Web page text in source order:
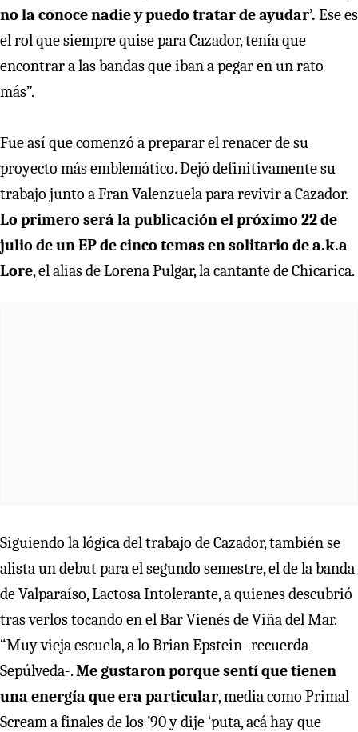
no la conoce nadie y puedo tratar de ayudar’. Ese es
el rol que siempre quise para Cazador, tenía que
encontrar a las bandas que iban a pegar en un rato
más”.
Fue así que comenzó a preparar el renacer de su
proyecto más emblemático. Dejó definitivamente su
trabajo junto a Fran Valenzuela para revivir a Cazador.
Lo primero será la publicación el próximo 22 de
julio de un EP de cinco temas en solitario de a.k.a
Lore, el alias de Lorena Pulgar, la cantante de Chicarica.
Siguiendo la lógica del trabajo de Cazador, también se
alista un debut para el segundo semestre, el de la banda
de Valparaíso, Lactosa Intolerante, a quienes descubrió
tras verlos tocando en el Bar Vienés de Viña del Mar.
“Muy vieja escuela, a lo Brian Epstein -recuerda
Sepúlveda-.Me gustaron porque sentí que tienen
una energía que era particular, media como Primal
Scream a finales de los ’90 y dije ‘puta, acá hay que